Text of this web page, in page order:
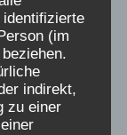
(im
indirekt,
zu einer